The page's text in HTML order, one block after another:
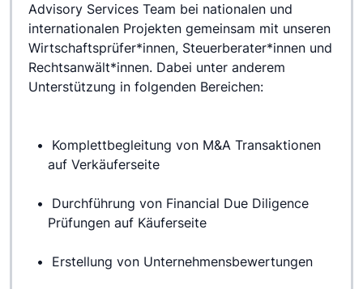
Advisory Services Team bei nationalen und
internationalen Projekten gemeinsam mit unseren
Wirtschaftsprüfer*innen, Steuerberater*innen und
Rechtsanwält*innen. Dabei unter anderem
Unterstützung in folgenden Bereichen:
Komplettbegleitung von M&A Transaktionen
auf Verkäuferseite
Durchführung von Financial Due Diligence
Prüfungen auf Käuferseite
Erstellung von Unternehmensbewertungen